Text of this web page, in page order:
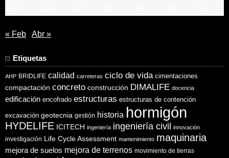
« Feb Abr »
Etiquetas
AHP BRIDLIFE calidad carreteras ciclo de vida cimentaciones
compactación concreto construcción DIMALIFE docencia
edificación encofrado estructuras estructuras de contención
excavación geotecnia gestión historia hormigón
HYDELIFE ICITECH ingeniería ingeniería civil innovación
investigación Life Cycle Assessment mantenimiento maquinaria
mejora de suelos mejora de terrenos movimiento de tierras